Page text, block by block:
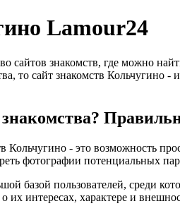
Lamour24
сайтов знакомств, где можно
то сайт знакомств
- это возможность
фотографии потенциальных
базой пользователей, среди
их интересах, характере и